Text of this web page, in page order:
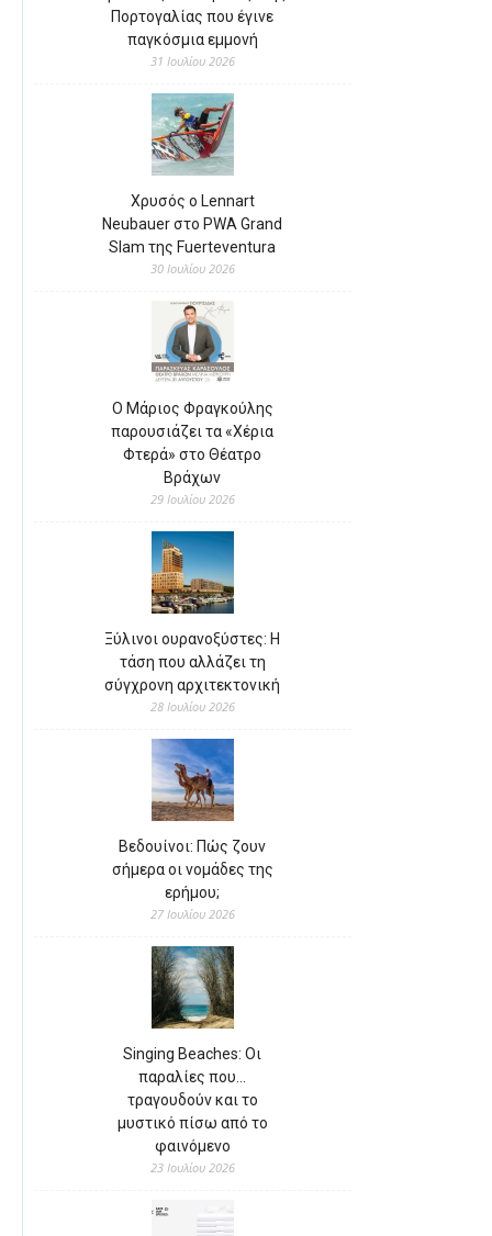
Πορτογαλίας που έγινε
παγκόσμια εμμονή
31 Ιουλίου 2026
Χρυσός ο Lennart
Neubauer στο PWA Grand
Slam της Fuerteventura
30 Ιουλίου 2026
Ο Μάριος Φραγκούλης
παρουσιάζει τα «Χέρια
Φτερά» στο Θέατρο
Βράχων
29 Ιουλίου 2026
Ξύλινοι ουρανοξύστες: Η
τάση που αλλάζει τη
σύγχρονη αρχιτεκτονική
28 Ιουλίου 2026
Βεδουίνοι: Πώς ζουν
σήμερα οι νομάδες της
ερήμου;
27 Ιουλίου 2026
Singing Beaches: Οι
παραλίες που…
τραγουδούν και το
μυστικό πίσω από το
φαινόμενο
23 Ιουλίου 2026